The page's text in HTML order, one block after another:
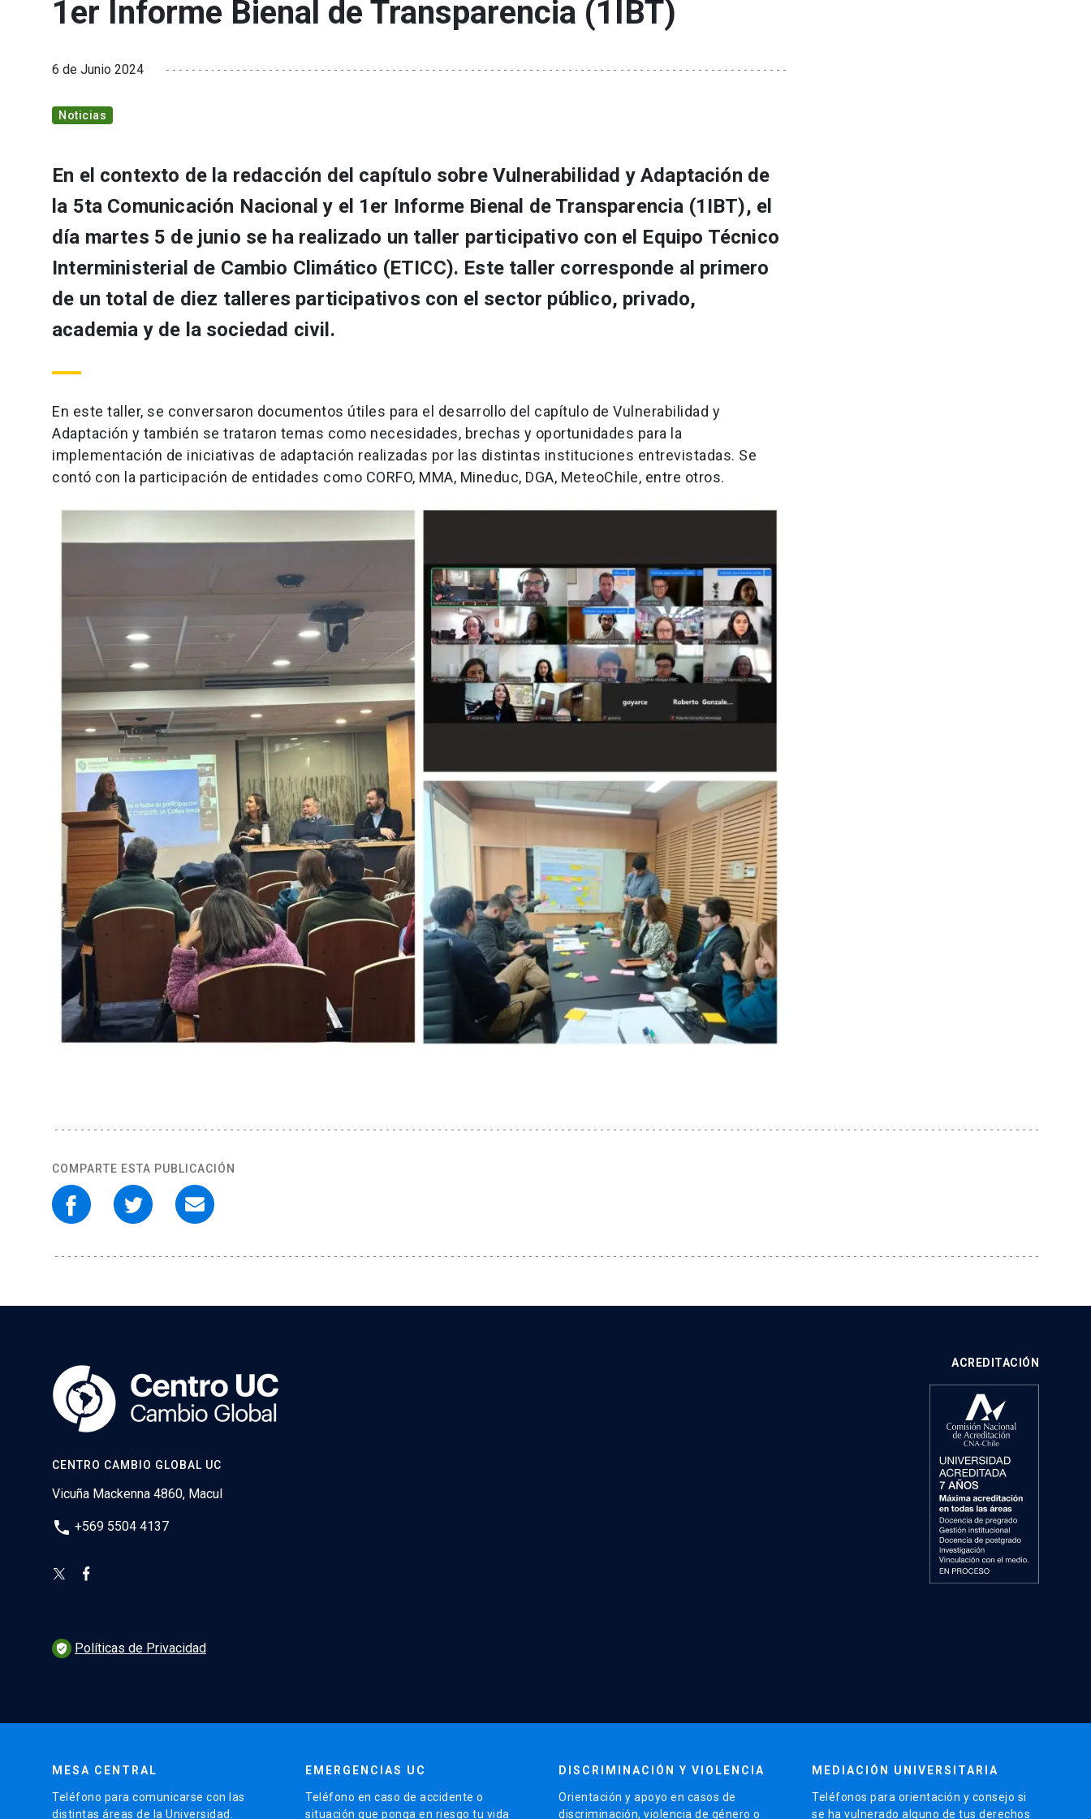
1er Informe Bienal de Transparencia (1IBT)
6 de Junio 2024
Noticias
En el contexto de la redacción del capítulo sobre Vulnerabilidad y Adaptación de
la 5ta Comunicación Nacional y el 1er Informe Bienal de Transparencia (1IBT), el
día martes 5 de junio se ha realizado un taller participativo con el Equipo Técnico
Interministerial de Cambio Climático (ETICC). Este taller corresponde al primero
de un total de diez talleres participativos con el sector público, privado,
academia y de la sociedad civil.
En este taller, se conversaron documentos útiles para el desarrollo del capítulo de Vulnerabilidad y
Adaptación y también se trataron temas como necesidades, brechas y oportunidades para la
implementación de iniciativas de adaptación realizadas por las distintas instituciones entrevistadas. Se
contó con la participación de entidades como CORFO, MMA, Mineduc, DGA, MeteoChile, entre otros.
COMPARTE ESTA PUBLICACIÓN
CENTRO CAMBIO GLOBAL UC
Vicuña Mackenna 4860, Macul
phone +569 5504 4137
ACREDITACIÓN
verified_user Políticas de Privacidad
MESA CENTRAL
Teléfono para comunicarse con las
distintas áreas de la Universidad.
EMERGENCIAS UC
Teléfono en caso de accidente o
situación que ponga en riesgo tu vida
DISCRIMINACIÓN Y VIOLENCIA
Orientación y apoyo en casos de
discriminación, violencia de género o
MEDIACIÓN UNIVERSITARIA
Teléfonos para orientación y consejo si
se ha vulnerado alguno de tus derechos